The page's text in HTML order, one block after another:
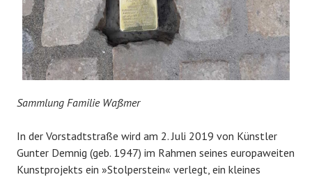
Sammlung Familie Waßmer
In der Vorstadtstraße wird am 2. Juli 2019 von Künstler
Gunter Demnig (geb. 1947) im Rahmen seines europaweiten
Kunstprojekts ein »Stolperstein« verlegt, ein kleines